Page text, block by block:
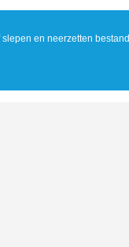
slepen en neerzetten bestand